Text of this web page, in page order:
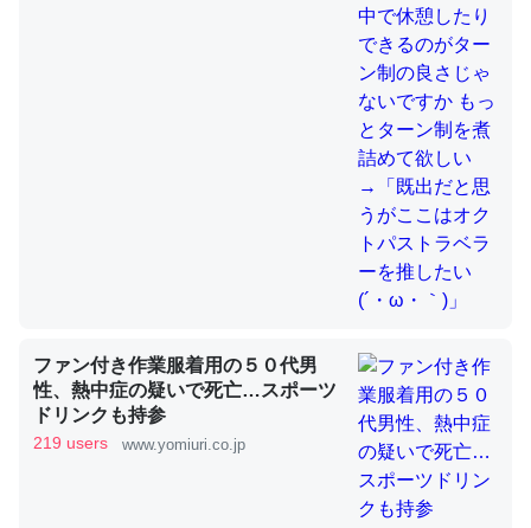
ウチもEchoを実家に置いて４年。でたまに覗いてる。ぼ
ちぼちRingも置こうかと画策中。あと、Googleマップで
位置情報を共有してる。電池残量や充電中かが分かるので
─たまにLINEするくらいだった遠方の父67歳と僕。ITツール導入で
コミュニケーションが劇的に変化した｜tayorini by LIFULL介護
ちょうど同じ理由でEcho Show 8を設定中でした。Prime
とかSpotifyを支払う孝行もできる。一生で親と会える残
り時間を日数にすると1週間とかの人が多いそうだけど、
ファン付き作業服着用の５０代男
性、熱中症の疑いで死亡…スポーツ
ドリンクも持参
219 users www.yomiuri.co.jp